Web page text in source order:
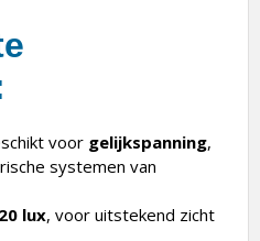
voor gelijkspanning,
systemen van
lux, voor uitstekend zicht